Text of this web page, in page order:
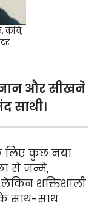
कवि,
और सीखने
साथी।
लिए कुछ नया
से जन्मे,
शक्तिशाली
के साथ-साथ